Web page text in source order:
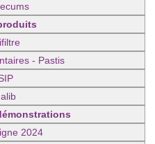
- Pastis
2024